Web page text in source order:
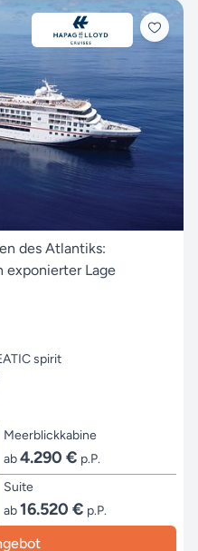
des Atlantiks:
exponierter Lage
spirit
Meerblickkabine
ab4.290 € p.P.
Suite
ab16.520 € p.P.